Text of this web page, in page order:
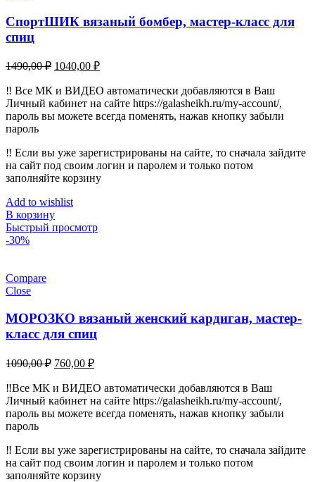
СпортШИК вязаный бомбер, мастер-класс для
спиц
1490,00₽ Первоначальная
составляла
1490,00 ₽.
1040,00 ₽Текущая
1040,00 ₽.
‼️ Все МК и ВИДЕО автоматически добавляются в Ваш
Личный кабинет на сайте https://galasheikh.ru/my-account/,
пароль вы можете всегда поменять, нажав кнопку забыли
пароль
‼️ Если вы уже зарегистрированы на сайте, то сначала зайдите
на сайт под своим логин и паролем и только потом
заполняйте корзину
Add to wishlist
В корзину
Быстрый просмотр
-30%
Compare
Close
МОРОЗКО вязаный женский кардиган, мастер-
класс для спиц
1090,00₽ Первоначальная
составляла
1090,00 ₽.
760,00 ₽Текущая
760,00 ₽.
‼️Все МК и ВИДЕО автоматически добавляются в Ваш
Личный кабинет на сайте https://galasheikh.ru/my-account/,
пароль вы можете всегда поменять, нажав кнопку забыли
пароль
‼️ Если вы уже зарегистрированы на сайте, то сначала зайдите
на сайт под своим логин и паролем и только потом
заполняйте корзину